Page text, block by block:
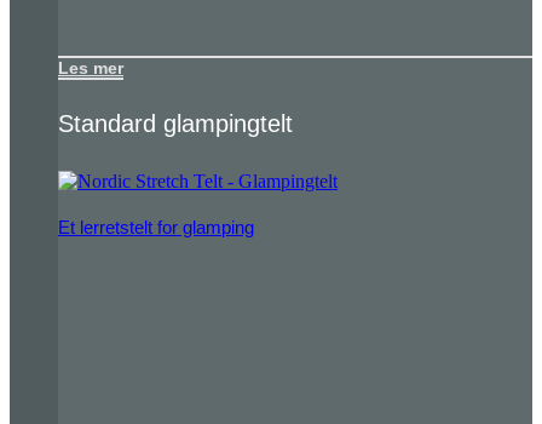
Les mer
Standard glampingtelt
Et lerretstelt for glamping